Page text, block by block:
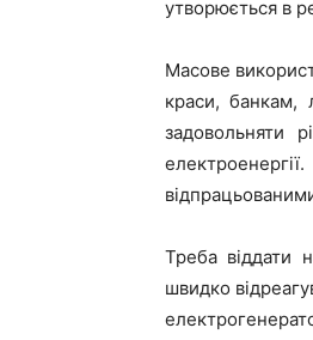
утворюється в
Масове
краси, банкам,
задовольняти
Треба віддати
швидко